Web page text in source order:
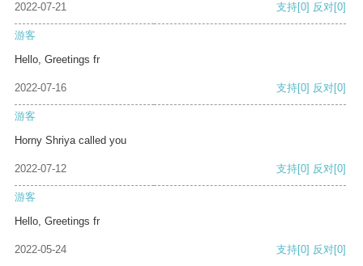
2022-07-21 支持[0] 反对[0]
游客
Hello, Greetings fr
2022-07-16 支持[0] 反对[0]
游客
Horny Shriya called you
2022-07-12 支持[0] 反对[0]
游客
Hello, Greetings fr
2022-05-24 支持[0] 反对[0]